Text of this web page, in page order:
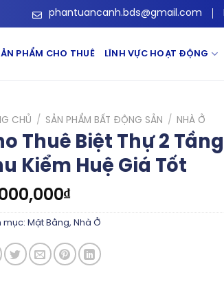
phantuancanh.bds@gmail.com
PHẨM CHO THUÊ LĨNH VỰC HOẠT ĐỘNG
CHỦ / SẢN PHẨM BẤT ĐỘNG SẢN / NHÀ Ở
Thuê Biệt Thự 2 Tầng
Kiểm Huệ Giá Tốt
₫
mục: Mặt Bằng, Nhà Ở